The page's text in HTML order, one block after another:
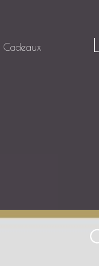
Cadeaux